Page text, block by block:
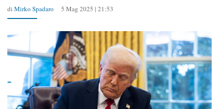
di Mirko Spadaro 5 Mag 2025 | 21:53